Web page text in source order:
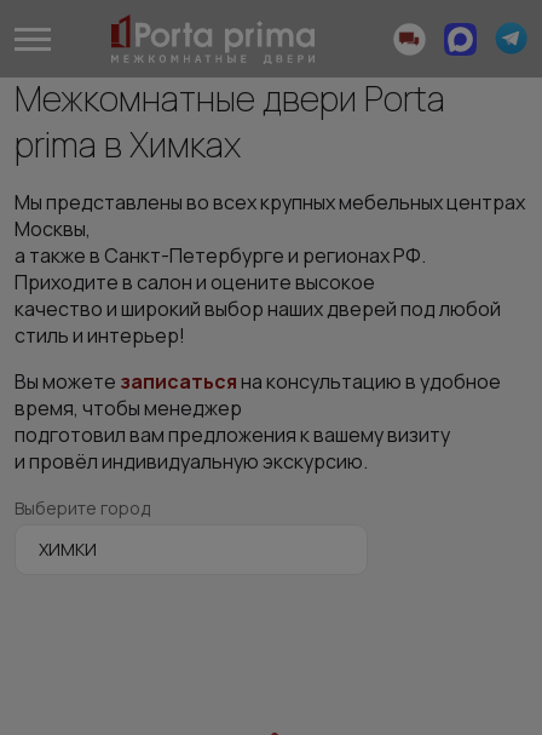
Межкомнатные двери Porta
prima в Химках
Мы представлены во всех крупных мебельных центрах
Москвы,
а также в Санкт-Петербурге и регионах РФ.
Приходите в салон и оцените высокое
качество и широкий выбор наших дверей под любой
стиль и интерьер!
Вы можете записатьсяна консультацию в удобное
время, чтобы менеджер
подготовил вам предложения к вашему визиту
и провёл индивидуальную экскурсию.
Выберите город